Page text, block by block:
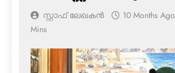
സ്റ്റാഫ് ലേഖകൻ 10 Months Ago
Mins